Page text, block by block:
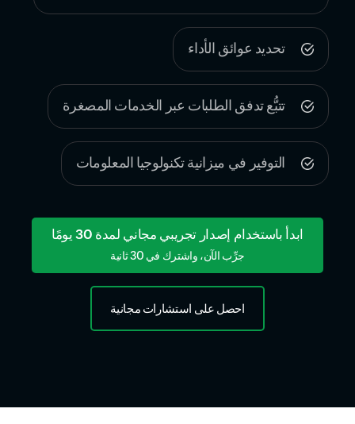
تحديد عوائق الأداء
تتبُّع تدفق الطلبات عبر الخدمات المصغرة
التوفير في ميزانية تكنولوجيا المعلومات
ابدأ باستخدام إصدار تجريبي مجاني لمدة 30 يومًا
جرِّب الآن، واشترك في 30 ثانية
احصل على استشارات مجانية